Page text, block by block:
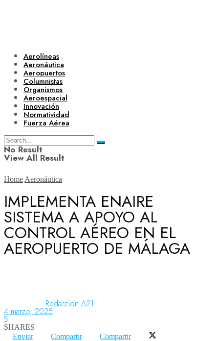
Aerolíneas
Aeronáutica
Aeropuertos
Columnistas
Organismos
Aeroespacial
Innovación
Normatividad
Fuerza Aérea
No Result
View All Result
Aerolíneas
Aeronáutica
Home Aeronáutica
IMPLEMENTA ENAIRE
SISTEMA A APOYO AL
CONTROL AÉREO EN EL
AEROPUERTO DE MÁLAGA
Redacción A21
4 marzo, 2025
5
SHARES
Enviar
Compartir Compartir